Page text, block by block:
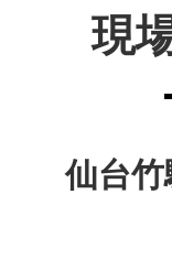
現
仙台